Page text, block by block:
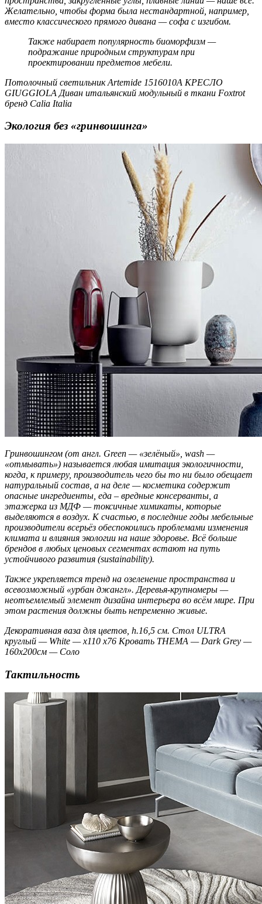
Желательно, чтобы форма была нестандартной, например,
вместо классического прямого дивана — софа с изгибом.
Также набирает популярность биоморфизм —
подражание природным структурам при
проектировании предметов мебели.
Потолочный светильник Artemide 1516010A КРЕСЛО
GIUGGIOLA Диван итальянский модульный в ткани Foxtrot
бренд Calia Italia
Экология без «гринвошинга»
Гринвошингом (от англ. Green — «зелёный», wash —
«отмывать») называется любая имитация экологичности,
когда, к примеру, производитель чего бы то ни было обещает
натуральный состав, а на деле — косметика содержит
опасные ингредиенты, еда – вредные консерванты, а
этажерка из МДФ — токсичные химикаты, которые
выделяются в воздух. К счастью, в последние годы мебельные
производители всерьёз обеспокоились проблемами изменения
климата и влияния экологии на наше здоровье. Всё больше
брендов в любых ценовых сегментах встают на путь
устойчивого развития (sustainability).
Также укрепляется тренд на озеленение пространства и
всевозможный «урбан джангл». Деревья-крупномеры —
неотъемлемый элемент дизайна интерьера во всём мире. При
этом растения должны быть непременно живые.
Декоративная ваза для цветов, h.16,5 см. Стол ULTRA
круглый — White — x110 x76 Кровать THEMA — Dark Grey —
160х200см — Cоло
Тактильность